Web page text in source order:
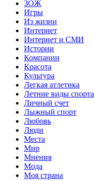
ЗОЖ
Игры
Из жизни
Интернет
Интернет и СМИ
Истории
Компании
Красота
Культура
Легкая атлетика
Летние виды спорта
Личный счет
Лыжный спорт
Любовь
Люди
Места
Мир
Мнения
Мода
Моя страна